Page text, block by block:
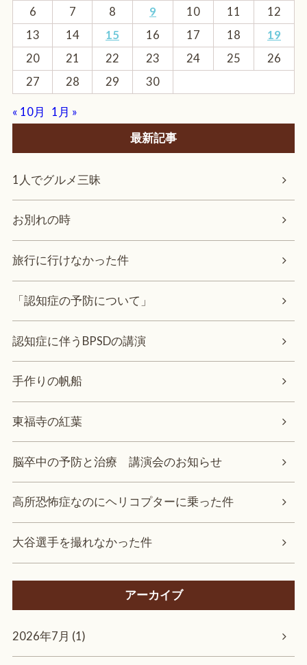
6
7 8 9 10 11
12
13
14 15 16 17 18
19
20
21 22 23 24 25
26
27
28 29 30
« 10月
1月 »
最新記事
1人でグルメ三昧
お別れの時
旅行に行けなかった件
「認知症の予防について」
認知症に伴うBPSDの講演
手作りの帆船
東福寺の紅葉
脳卒中の予防と治療 講演会のお知らせ
高所恐怖症なのにヘリコプターに乗った件
大谷選手を撮れなかった件
アーカイブ
2026年7月 (1)